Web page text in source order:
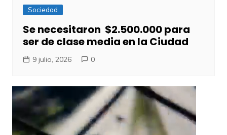
Sociedad
Se necesitaron $2.500.000 para
ser de clase media en la Ciudad
9 julio, 2026 0